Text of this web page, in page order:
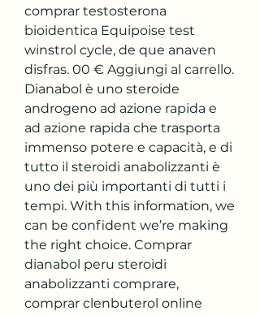
comprar testosterona
bioidentica Equipoise test
winstrol cycle, de que anaven
disfras. 00 € Aggiungi al carrello.
Dianabol è uno steroide
androgeno ad azione rapida e
ad azione rapida che trasporta
immenso potere e capacità, e di
tutto il steroidi anabolizzanti è
uno dei più importanti di tutti i
tempi. With this information, we
can be confident we’re making
the right choice. Comprar
dianabol peru steroidi
anabolizzanti comprare,
comprar clenbuterol online